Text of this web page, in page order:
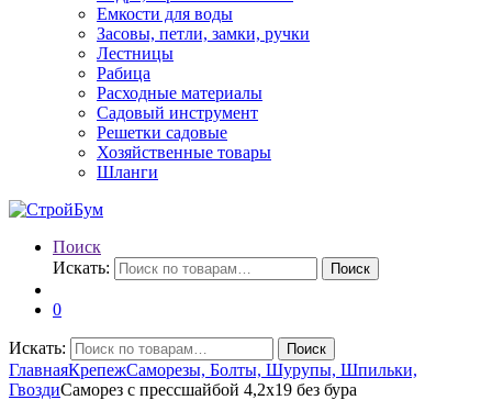
Емкости для воды
Засовы, петли, замки, ручки
Лестницы
Рабица
Расходные материалы
Садовый инструмент
Решетки садовые
Хозяйственные товары
Шланги
Поиск
Искать:
Поиск
0
Искать: Поиск
ГлавнаяКрепежСаморезы, Болты, Шурупы, Шпильки,
ГвоздиСаморез с прессшайбой 4,2х19 без бура